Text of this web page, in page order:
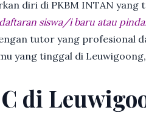
diri di PKBM INTAN yang
siswa/i baru atau
tutor yang profesional
yang tinggal di
di